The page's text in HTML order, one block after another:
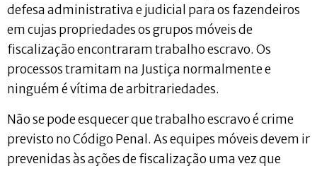
defesa administrativa e judicial para os fazendeiros
em cujas propriedades os grupos móveis de
fiscalização encontraram trabalho escravo. Os
processos tramitam na Justiça normalmente e
ninguém é vítima de arbitrariedades.
Não se pode esquecer que trabalho escravo é crime
previsto no Código Penal. As equipes móveis devem ir
prevenidas às ações de fiscalização uma vez que